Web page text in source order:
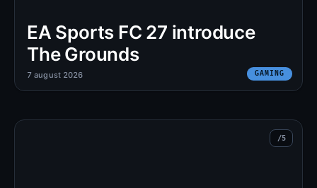
EA Sports FC 27 introduce
The Grounds
GAMING
7 august 2026